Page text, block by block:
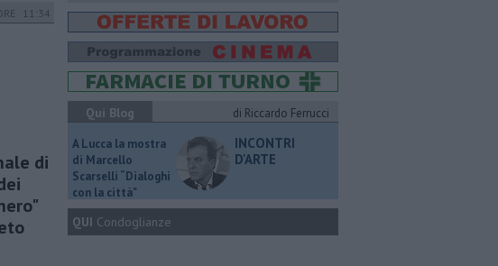
11:34
di
Qui Blog
di Riccardo Ferrucci
A Lucca la mostra
di Marcello
Scarselli “Dialoghi
con la città"
INCONTRI
D'ARTE
QUI Condoglianze